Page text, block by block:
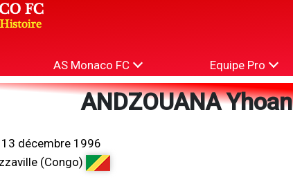
AS Monaco FC Equipe Pro
ANDZOUANA Yhoan
13 décembre 1996
(Congo)